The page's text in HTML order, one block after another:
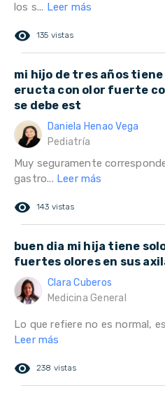
los s... Leer más
remove_red_eye 135 vistas
mi hijo de tres años
eructa con olor fuerte
se debe est
Daniela Henao Vega
Pediatría
Muy seguramente
gastro... Leer más
remove_red_eye 143 vistas
buen dia mi hija tiene
fuertes olores en sus
Clara Cuberos
Medicina General
Lo que refiere no es normal,
Leer más
remove_red_eye 238 vistas